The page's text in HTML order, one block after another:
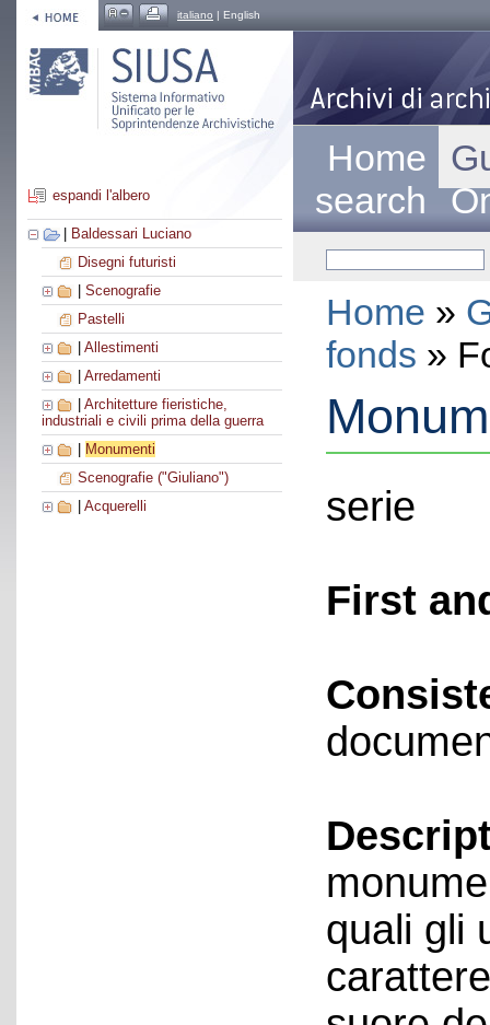
italiano | English
espandi l'albero
Baldessari Luciano
Disegni futuristi
Scenografie
Pastelli
Allestimenti
Arredamenti
Architetture fieristiche,
industriali e civili prima della guerra
Monumenti
Scenografie ("Giuliano")
Acquerelli
Home
search
Home »
fonds »
serie
First
quali gli